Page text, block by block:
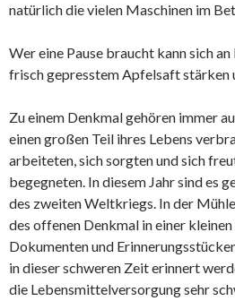
natürlich die vielen Maschinen im
Wer eine Pause braucht kann sich
frisch gepresstem Apfelsaft stärken
Zu einem Denkmal gehören immer
einen großen Teil ihres Lebens
arbeiteten, sich sorgten und sich
begegneten. In diesem Jahr sind es
des zweiten Weltkriegs. In der
des offenen Denkmal in einer
Dokumenten und
in dieser schweren Zeit erinnert
die Lebensmittelversorgung sehr